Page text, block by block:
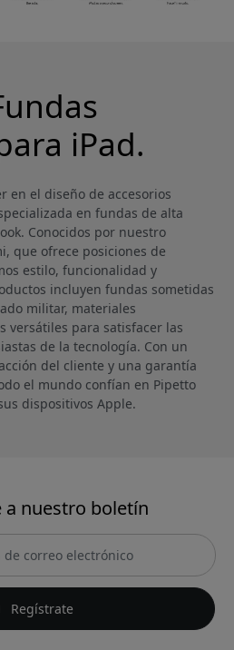
iPad.
en el diseño de accesorios
en fundas de alta
Conocidos por nuestro
que ofrece posiciones de
estilo, funcionalidad y
incluyen fundas sometidas
militar, materiales
versátiles para satisfacer las
de la tecnología. Con un
del cliente y una garantía
el mundo confían en Pipetto
dispositivos Apple.
a nuestro boletín
Regístrate